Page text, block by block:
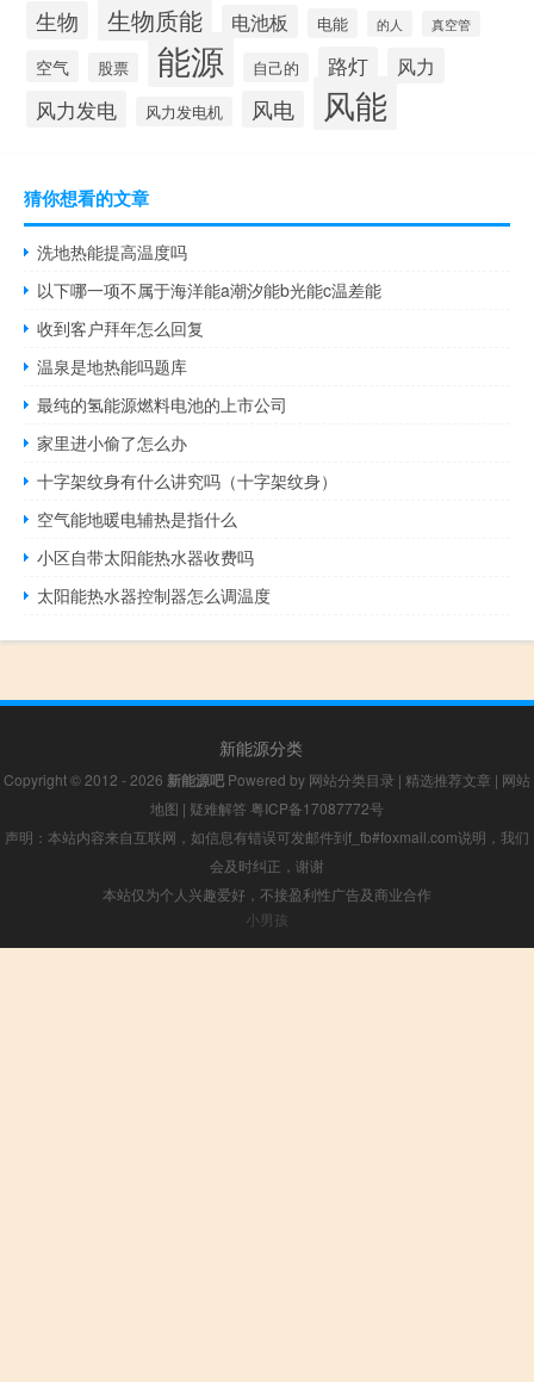
生物
生物质能 电池板 电能 的人 真空管
空气 股票 能源 自己的 路灯 风力
风力发电 风力发电机 风电 风能
猜你想看的文章
洗地热能提高温度吗
以下哪一项不属于海洋能a潮汐能b光能c温差能
收到客户拜年怎么回复
温泉是地热能吗题库
最纯的氢能源燃料电池的上市公司
家里进小偷了怎么办
十字架纹身有什么讲究吗（十字架纹身）
空气能地暖电辅热是指什么
小区自带太阳能热水器收费吗
太阳能热水器控制器怎么调温度
新能源分类
Copyright © 2012 - 2026 新能源吧 Powered by 网站分类目录 | 精选推荐文章 | 网站
地图 | 疑难解答 粤ICP备17087772号
声明：本站内容来自互联网，如信息有错误可发邮件到f_fb#foxmail.com说明，我们
会及时纠正，谢谢
本站仅为个人兴趣爱好，不接盈利性广告及商业合作
小男孩